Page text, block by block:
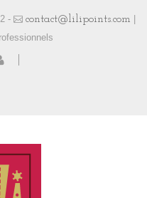
- contact@lilipoints.com